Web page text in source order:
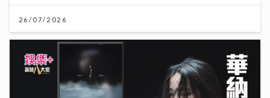
26/07/2026